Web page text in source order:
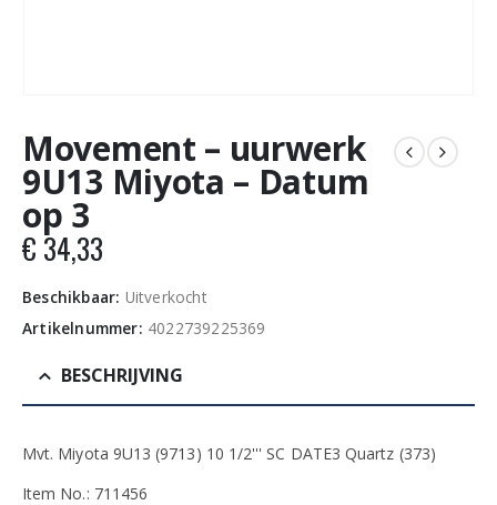
Movement – uurwerk
9U13 Miyota – Datum
op 3
€ 34,33
Beschikbaar: Uitverkocht
Artikelnummer: 4022739225369
BESCHRIJVING
Mvt. Miyota 9U13 (9713) 10 1/2''' SC DATE3 Quartz (373)
Item No.: 711456